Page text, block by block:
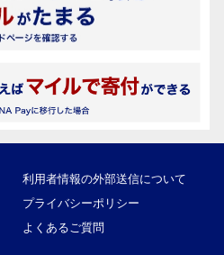
利用者情報の外部送信について
プライバシーポリシー
よくあるご質問